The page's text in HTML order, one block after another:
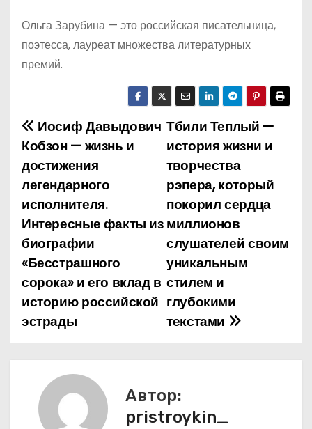
Ольга Зарубина — это российская писательница,
поэтесса, лауреат множества литературных
премий.
Н
а
в
и
г
а
ц
я
Тбили Теплый —
история жизни и
творчества
рэпера, который
покорил сердца
миллионов
слушателей своим
уникальным
стилем и
глубокими
текстами
Иосиф Давыдович
Кобзон — жизнь и
достижения
легендарного
исполнителя.
Интересные факты из
биографии
«Бесстрашного
сорока» и его вклад в
историю российской
эстрады
Автор:
pristroykin_